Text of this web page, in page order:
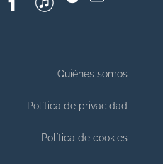
Quiénes somos
Política de privacidad
Política de cookies